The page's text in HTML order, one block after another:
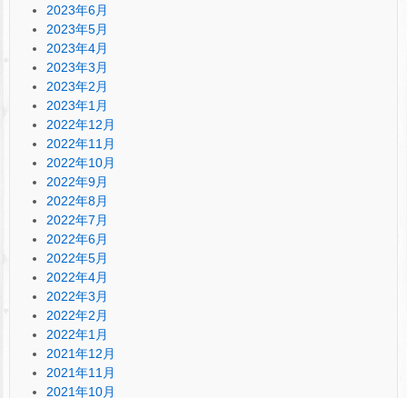
2023年6月
2023年5月
2023年4月
2023年3月
2023年2月
2023年1月
2022年12月
2022年11月
2022年10月
2022年9月
2022年8月
2022年7月
2022年6月
2022年5月
2022年4月
2022年3月
2022年2月
2022年1月
2021年12月
2021年11月
2021年10月